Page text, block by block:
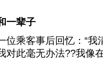
一辈子
乘客事后回忆：“我
对此毫无办法??我像